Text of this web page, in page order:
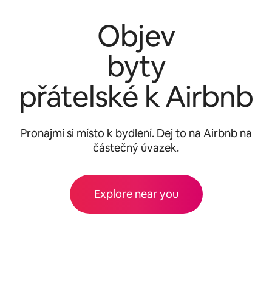
Objev
byty
přátelské k Airbnb
Pronajmi si místo k bydlení. Dej to na Airbnb na
částečný úvazek.
Explore near you